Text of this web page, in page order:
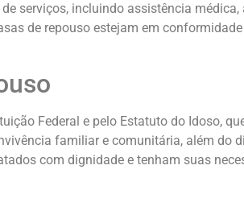
serviços, incluindo assistência
de repouso estejam em
Federal e pelo Estatuto do Idoso,
familiar e comunitária, além do
com dignidade e tenham suas